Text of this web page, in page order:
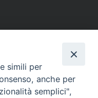
simili per
anche per
semplici",